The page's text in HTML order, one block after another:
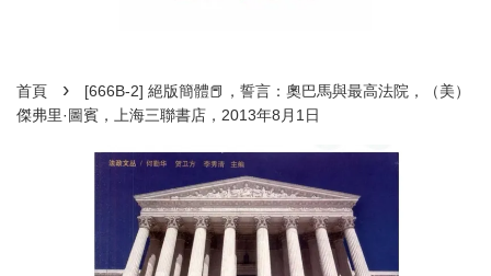
首頁 ›
[666B-2] 絕版簡體📕，誓言：奧巴馬與最高法院，（美）
傑弗里·圖賓，上海三聯書店，2013年8月1日